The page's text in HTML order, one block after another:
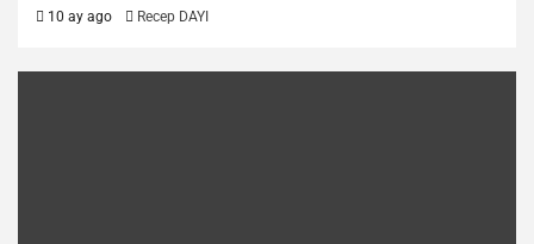
10 ay ago Recep DAYI